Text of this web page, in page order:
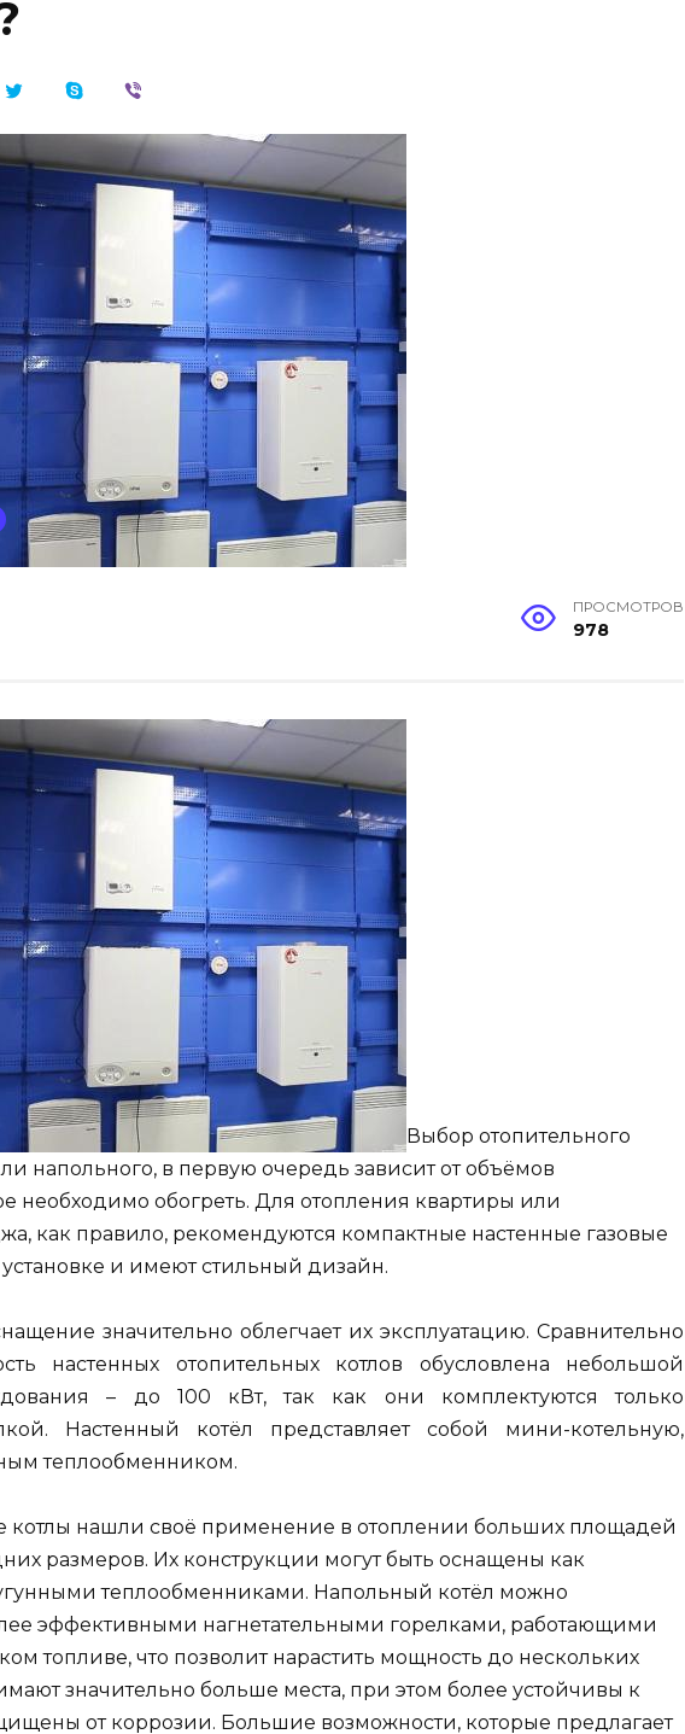
ПРОСМОТРОВ
978
Выбор отопительного
напольного, в первую очередь зависит от объёмов
необходимо обогреть. Для отопления квартиры или
как правило, рекомендуются компактные настенные газовые
и имеют стильный дизайн.
значительно облегчает их эксплуатацию. Сравнительно
настенных отопительных котлов обусловлена небольшой
– до 100 кВт, так как они комплектуются только
Настенный котёл представляет собой мини-котельную,
теплообменником.
котлы нашли своё применение в отоплении больших площадей
размеров. Их конструкции могут быть оснащены как
теплообменниками. Напольный котёл можно
эффективными нагнетательными горелками, работающими
топливе, что позволит нарастить мощность до нескольких
значительно больше места, при этом более устойчивы к
от коррозии. Большие возможности, которые предлагает